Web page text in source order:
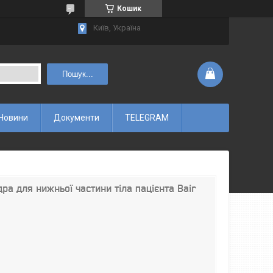
Кошик
Київ, Україна
Пошук...
Документи TELEGRAM
для нижньої частини тіла пацієнта Bair